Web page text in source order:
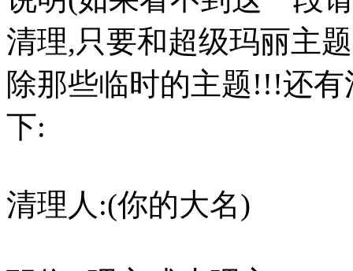
清理,只要和超级玛丽主
除那些临时的主题!!!还
下:
清理人:(你的大名)